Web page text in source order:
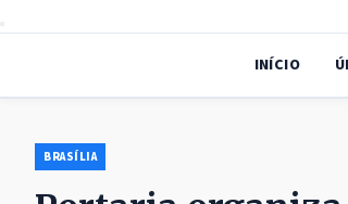
INÍCIO
BRASÍLIA